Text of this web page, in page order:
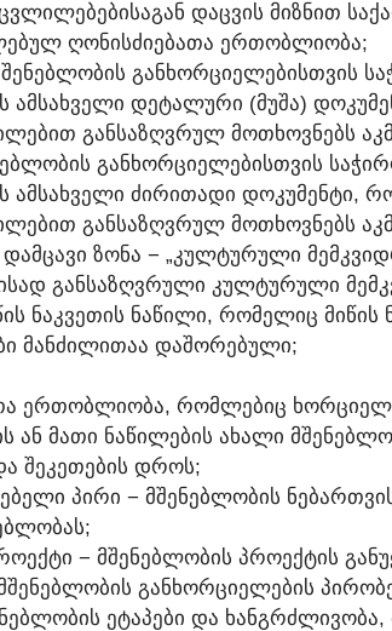
ᲪᲕᲚᲘᲚᲔᲑᲔᲑᲘᲡᲐᲒᲐᲜ ᲓᲐᲪᲕᲘᲡ ᲛᲘᲖᲜᲘᲗ
ᲦᲝᲜᲘᲡᲫᲘᲔᲑᲐᲗᲐ ᲔᲠᲗᲝᲑᲚᲘᲝᲑᲐ;
ᲒᲐᲜᲮᲝᲠᲪᲘᲔᲚᲔᲑᲘᲡᲗᲕᲘᲡ
ᲐᲛᲡᲐᲮᲕᲔᲚᲘ ᲓᲔᲢᲐᲚᲣᲠᲘ (ᲛᲣᲨᲐ)
ᲒᲐᲜᲡᲐᲖᲦᲕᲠᲣᲚ ᲛᲝᲗᲮᲝᲕᲜᲔᲑᲡ
ᲒᲐᲜᲮᲝᲠᲪᲘᲔᲚᲔᲑᲘᲡᲗᲕᲘᲡ
ᲐᲛᲡᲐᲮᲕᲔᲚᲘ ᲫᲘᲠᲘᲗᲐᲓᲘ ᲓᲝᲙᲣᲛᲔᲜᲢᲘ,
ᲒᲐᲜᲡᲐᲖᲦᲕᲠᲣᲚ ᲛᲝᲗᲮᲝᲕᲜᲔᲑᲡ
ᲖᲝᲜᲐ − „ᲙᲣᲚᲢᲣᲠᲣᲚᲘ
ᲒᲐᲜᲡᲐᲖᲦᲕᲠᲣᲚᲘ ᲙᲣᲚᲢᲣᲠᲣᲚᲘ
ᲜᲐᲙᲕᲔᲗᲘᲡ ᲜᲐᲬᲘᲚᲘ, ᲠᲝᲛᲔᲚᲘᲪ ᲛᲘᲬᲘᲡ
ᲛᲐᲜᲫᲘᲚᲘᲗᲐᲐ ᲓᲐᲨᲝᲠᲔᲑᲣᲚᲘ;
ᲔᲠᲗᲝᲑᲚᲘᲝᲑᲐ, ᲠᲝᲛᲚᲔᲑᲘᲪ
ᲐᲜ ᲛᲐᲗᲘ ᲜᲐᲬᲘᲚᲔᲑᲘᲡ ᲐᲮᲐᲚᲘ
ᲨᲔᲙᲔᲗᲔᲑᲘᲡ ᲓᲠᲝᲡ;
ᲞᲘᲠᲘ − ᲛᲨᲔᲜᲔᲑᲚᲝᲑᲘᲡ
− ᲛᲨᲔᲜᲔᲑᲚᲝᲑᲘᲡ ᲞᲠᲝᲔᲥᲢᲘᲡ
ᲒᲐᲜᲮᲝᲠᲪᲘᲔᲚᲔᲑᲘᲡ
ᲔᲢᲐᲞᲔᲑᲘ ᲓᲐ